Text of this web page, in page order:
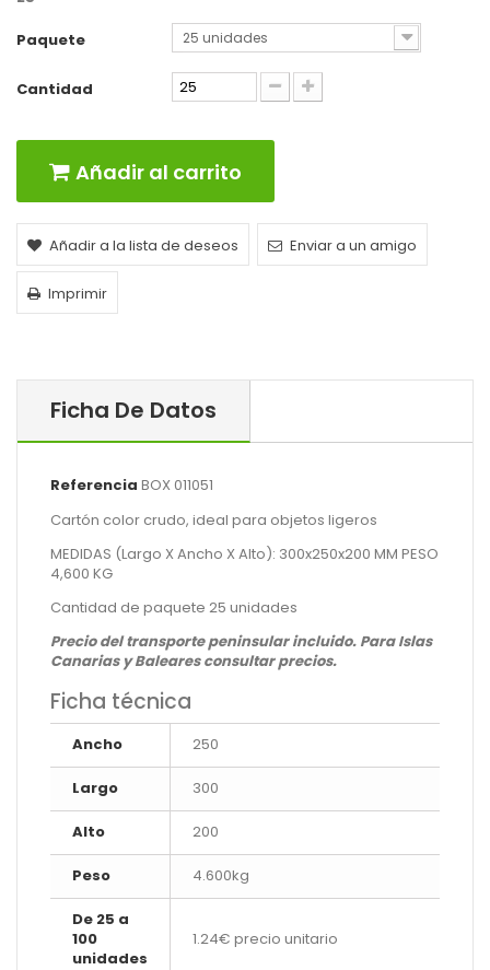
Paquete 25 unidades
Cantidad
Añadir al carrito
Añadir a la lista de deseos Enviar a un amigo
Imprimir
Ficha De Datos
Referencia BOX 011051
Cartón color crudo, ideal para objetos ligeros
MEDIDAS (Largo X Ancho X Alto): 300x250x200 MM PESO
4,600 KG
Cantidad de paquete 25 unidades
Precio del transporte peninsular incluido. Para Islas
Canarias y Baleares consultar precios.
Ficha técnica
Ancho 250
Largo 300
Alto 200
Peso 4.600kg
De 25 a
100
unidades
1.24€ precio unitario